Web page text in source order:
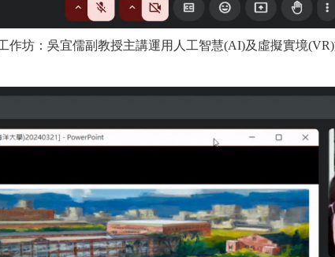
作坊：吳宜儒副教授主講運用人工智慧(AI)及虛擬實境